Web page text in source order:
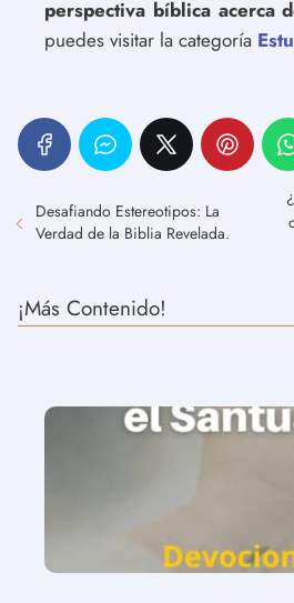
perspectiva bíblica acerca
puedes visitar la categoría
Desafiando Estereotipos: La
Verdad de la Biblia Revelada.
¡Más Contenido!